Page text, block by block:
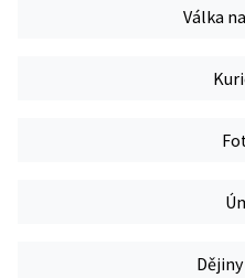
Válka